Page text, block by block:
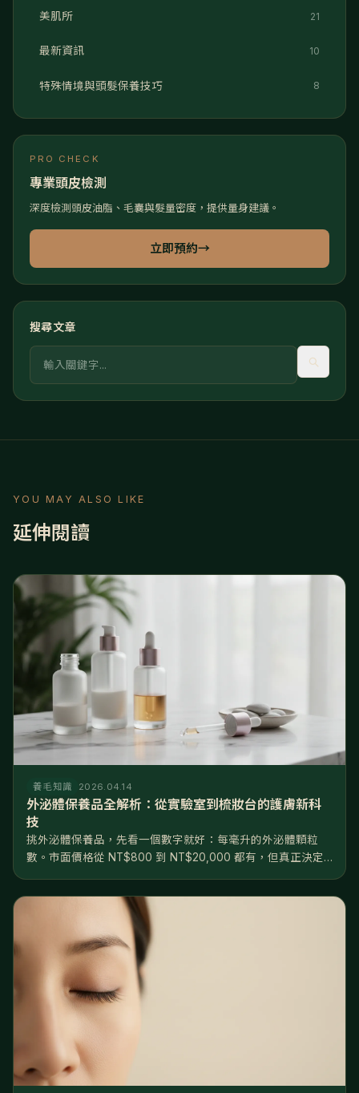
美肌所 21
最新資訊 10
特殊情境與頭髮保養技巧 8
PRO CHECK
專業頭皮檢測
深度檢測頭皮油脂、毛囊與髮量密度，提供量身建議。
立即預約→
搜尋文章
關鍵字
YOU MAY ALSO LIKE
延伸閱讀
養毛知識 2026.04.14
外泌體保養品全解析：從實驗室到梳妝台的護膚新科
技
挑外泌體保養品，先看一個數字就好：每毫升的外泌體顆粒
數。市面價格從 NT$800 到 NT$20,000 都有，但真正決定